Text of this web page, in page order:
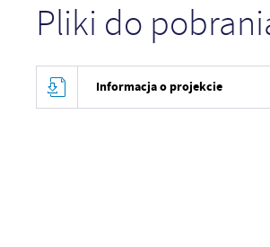
Pliki do
Informacja o projekcie